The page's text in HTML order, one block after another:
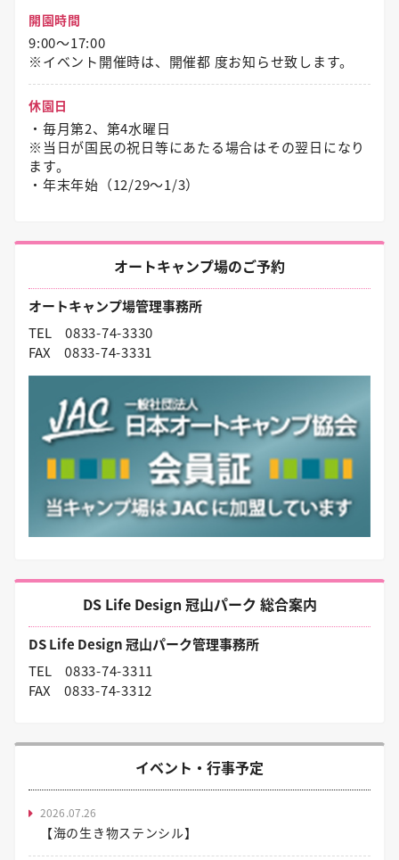
開園時間
9:00～17:00
※イベント開催時は、開催都 度お知らせ致します。
休園日
・毎月第2、第4水曜日
※当日が国民の祝日等にあたる場合はその翌日になり
ます。
・年末年始（12/29〜1/3）
オートキャンプ場のご予約
オートキャンプ場管理事務所
TEL 0833-74-3330
FAX 0833-74-3331
DS Life Design 冠山パーク 総合案内
DS Life Design 冠山パーク管理事務所
TEL 0833-74-3311
FAX 0833-74-3312
イベント・行事予定
2026.07.26
【海の生き物ステンシル】